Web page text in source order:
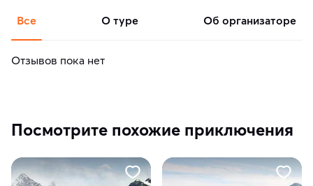
Все о туре об организаторе
Отзывов пока нет
Посмотрите похожие приключения